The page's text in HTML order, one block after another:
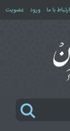
ارتباط با ما ورود عضویت